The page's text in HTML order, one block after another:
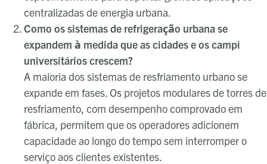
centralizadas de energia urbana.
Como os sistemas de refrigeração urbana se
expandem à medida que as cidades e os campi
universitários crescem?
A maioria dos sistemas de resfriamento urbano se
expande em fases. Os projetos modulares de torres de
resfriamento, com desempenho comprovado em
fábrica, permitem que os operadores adicionem
capacidade ao longo do tempo sem interromper o
serviço aos clientes existentes.